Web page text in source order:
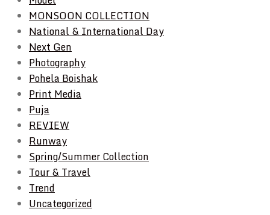
MONSOON COLLECTION
National & International Day
Next Gen
Photography
Pohela Boishak
Print Media
Puja
REVIEW
Runway
Spring/Summer Collection
Tour & Travel
Trend
Uncategorized